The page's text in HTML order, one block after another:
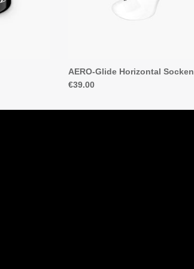
AERO-Glide Horizontal Socken
€39.00